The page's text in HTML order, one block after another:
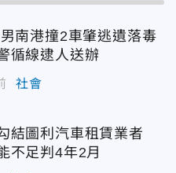
南港撞2車肇逃遺落毒
循線逮人送辦
社會
結圖利汽車租賃業者
不足判4年2月